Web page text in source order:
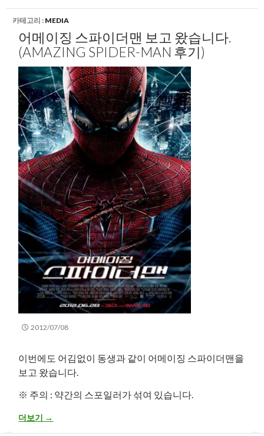
카테고리 : MEDIA
어메이징 스파이더맨 보고 왔습니다.
(AMAZING SPIDER-MAN 후기)
2012/07/08
이번에도 어김없이 동생과 같이 어메이징 스파이더맨을
보고 왔습니다.
※ 주의 : 약간의 스포일러가 섞여 있습니다.
어메이징 스파이더맨 보고 왔습니다. (Amazing Spider-Man 후기)
더보기 →